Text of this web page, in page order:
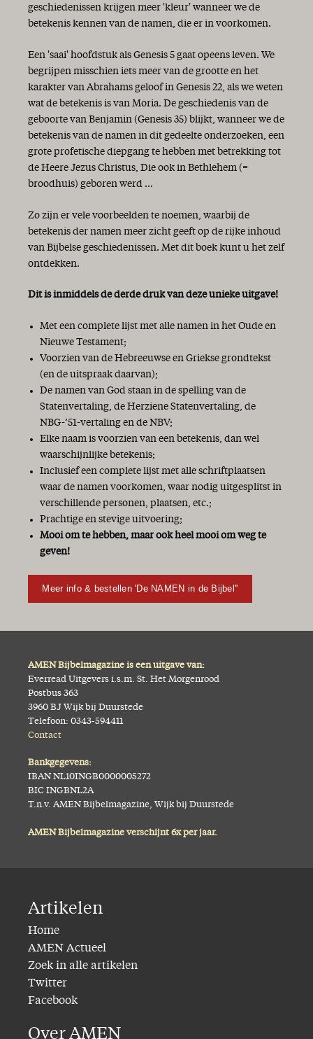
geschiedenissen krijgen meer 'kleur' wanneer we de
betekenis kennen van de namen, die er in voorkomen.
Een 'saai' hoofdstuk als Genesis 5 gaat opeens leven. We
begrijpen misschien iets meer van de grootte en het
karakter van Abrahams geloof in Genesis 22, als we weten
wat de betekenis is van Moria. De geschiedenis van de
geboorte van Benjamin (Genesis 35) blijkt, wanneer we de
betekenis van de namen in dit gedeelte onderzoeken, een
grote profetische diepgang te hebben met betrekking tot
de Heere Jezus Christus, Die ook in Bethlehem (=
broodhuis) geboren werd ...
Zo zijn er vele voorbeelden te noemen, waarbij de
betekenis der namen meer zicht geeft op de rijke inhoud
van Bijbelse geschiedenissen. Met dit boek kunt u het zelf
ontdekken.
Dit is inmiddels de derde druk van deze unieke uitgave!
Met een complete lijst met alle namen in het Oude en
Nieuwe Testament;
Voorzien van de Hebreeuwse en Griekse grondtekst
(en de uitspraak daarvan);
De namen van God staan in de spelling van de
Statenvertaling, de Herziene Statenvertaling, de
NBG-’51-vertaling en de NBV;
Elke naam is voorzien van een betekenis, dan wel
waarschijnlijke betekenis;
Inclusief een complete lijst met alle schriftplaatsen
waar de namen voorkomen, waar nodig uitgesplitst in
verschillende personen, plaatsen, etc.;
Prachtige en stevige uitvoering;
Mooi om te hebben, maar ook heel mooi om weg te
geven!
Meer info & bestellen 'De NAMEN in de Bijbel''
AMEN Bijbelmagazine is een uitgave van:
Everread Uitgevers i.s.m. St. Het Morgenrood
Postbus 363
3960 BJ Wijk bij Duurstede
Telefoon: 0343-594411
Contact
Bankgegevens:
IBAN NL10INGB0000005272
BIC INGBNL2A
T.n.v. AMEN Bijbelmagazine, Wijk bij Duurstede
AMEN Bijbelmagazine verschijnt 6x per jaar.
Artikelen
Home
AMEN Actueel
Zoek in alle artikelen
Twitter
Facebook
Over AMEN